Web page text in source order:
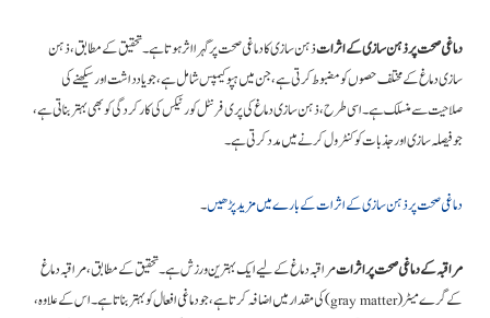
دماغی صحت پر ذہن سازی کے اثراتذہن سازی کا دماغی صحت پر گہرا اثر ہوتا ہے۔ تحقیق کے مطابق، ذہن
سازی دماغ کے مختلف حصوں کو مضبوط کرتی ہے، جن میں ہپوکیمپس شامل ہے، جو یادداشت اور سیکھنے کی
صلاحیت سے منسلک ہے۔ اسی طرح، ذہن سازی دماغ کی پری فرنٹل کورٹیکس کی کارکردگی کو بھی بہتر بناتی ہے،
جو فیصلہ سازی اور جذبات کو کنٹرول کرنے میں مدد کرتی ہے۔
دماغی صحت پر ذہن سازی کے اثرات کے بارے میں مزید پڑھیں۔
مراقبہ کے دماغی صحت پر اثراتمراقبہ دماغ کے لیے ایک بہترین ورزش ہے۔ تحقیق کے مطابق، مراقبہ دماغ
کے گرے میٹر (gray matter) کی مقدار میں اضافہ کرتا ہے، جو دماغی افعال کو بہتر بناتا ہے۔ اس کے علاوہ،